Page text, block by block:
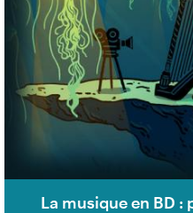
La musique en BD